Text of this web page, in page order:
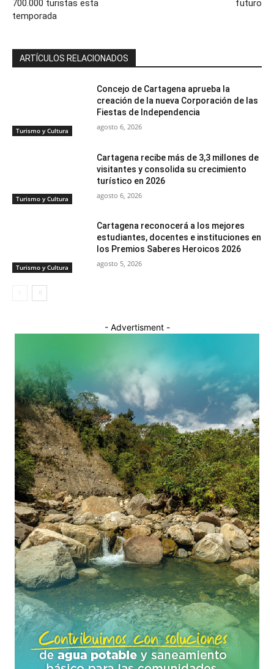
700.000 turistas esta
temporada
futuro
ARTÍCULOS RELACIONADOS
Turismo y Cultura
Concejo de Cartagena aprueba la
creación de la nueva Corporación de las
Fiestas de Independencia
agosto 6, 2026
Turismo y Cultura
Cartagena recibe más de 3,3 millones de
visitantes y consolida su crecimiento
turístico en 2026
agosto 6, 2026
Turismo y Cultura
Cartagena reconocerá a los mejores
estudiantes, docentes e instituciones en
los Premios Saberes Heroicos 2026
agosto 5, 2026
- Advertisment -